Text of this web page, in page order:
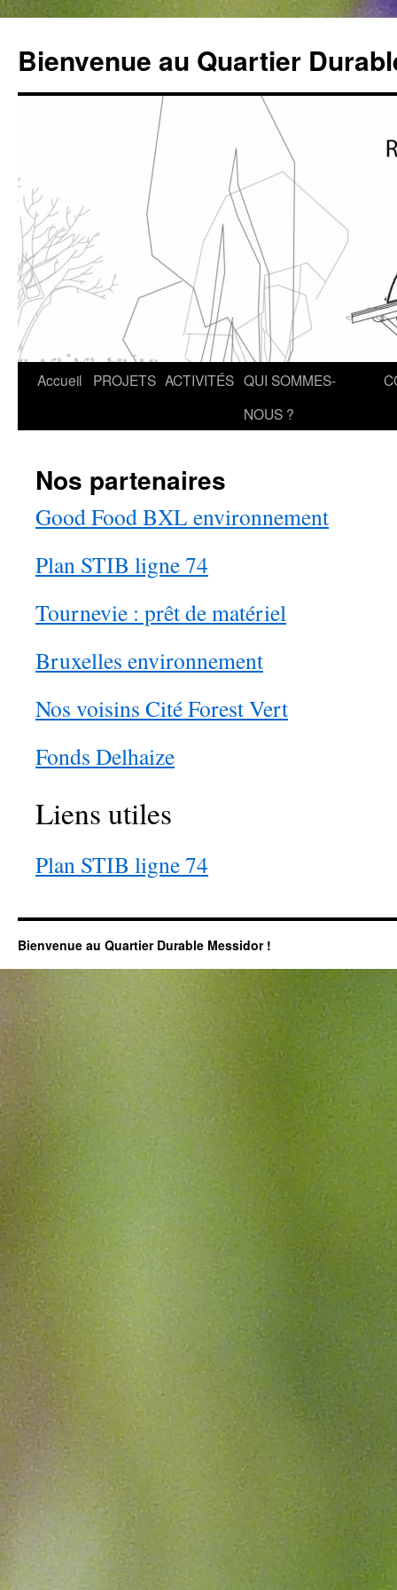
Bienvenue au Quartier
Aller
Accueil PROJETS ACTIVITÉS QUI SOMMES-
NOUS ?
Nos partenaires
Good Food BXL environnement
Plan STIB ligne 74
Tournevie : prêt de matériel
Bruxelles environnement
Nos voisins Cité Forest Vert
Fonds Delhaize
Liens utiles
Plan STIB ligne 74
Bienvenue au Quartier Durable Messidor !